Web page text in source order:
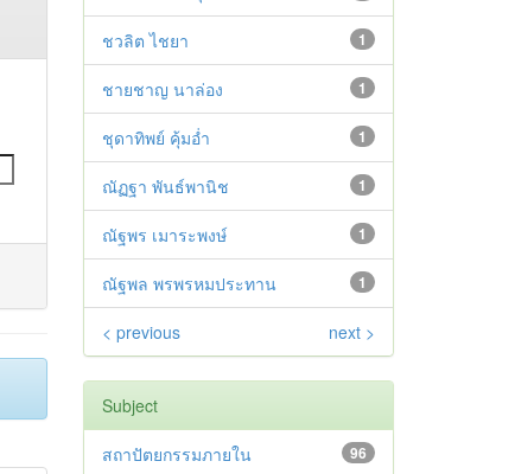
1
ชวลิต ไชยา
1
ชายชาญ นาล่อง
1
ชุดาทิพย์ คุ้มอ่ำ
1
ณัฏฐา พันธ์พานิช
1
ณัฐพร เมาระพงษ์
1
ณัฐพล พรพรหมประทาน
< previous next >
Subject
96
สถาปัตยกรรมภายใน